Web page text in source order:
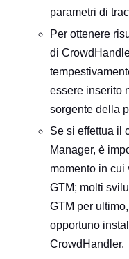
parametri di
Per ottenere
di
essere inserito
sorgente della
Se si effettua il
Manager, è
momento in cui
GTM; molti
GTM per
opportuno
CrowdHandler.